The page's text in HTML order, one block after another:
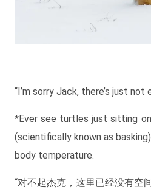
“I’m sorry Jack, there’s just not
*Ever see turtles just sitting
(scientifically known as
body temperature.
“对不起杰克，这里已经没有空